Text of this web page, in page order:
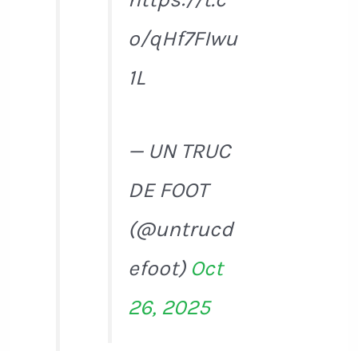
o/qHf7FIwu
1L
— UN TRUC
DE FOOT
(@untrucd
efoot) Oct
26, 2025